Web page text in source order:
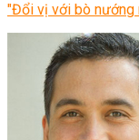
"Đổi vị với bò nướng